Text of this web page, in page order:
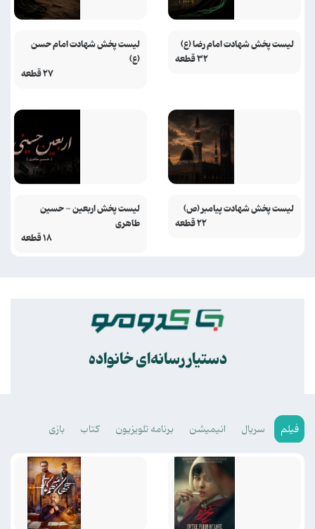
۳۲ قطعه
لیست پخش شهادت امام رضا (ع)
۲۷ قطعه
لیست پخش شهادت امام حسن
(ع)
۲۲ قطعه
لیست پخش شهادت پیامبر (ص)
۱۸ قطعه
لیست پخش اربعین - حسین
طاهری
دستیار رسانه‌ای خانواده
فیلم سریال انیمیشن برنامه تلویزیون کتاب بازی